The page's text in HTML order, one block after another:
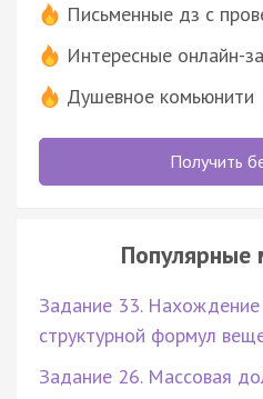
Письменные дз с
Интересные онлайн-
Душевное комьюнити
Получить
Популярные
Задание 33. Нахождение
структурной формул
Задание 26. Массовая